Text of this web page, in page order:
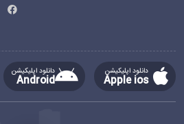
دانلود اپلیکیشن
Apple ios
دانلود اپلیکیشن
Android